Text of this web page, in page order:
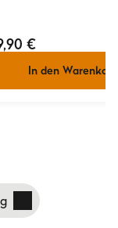
€
In den Warenkorb